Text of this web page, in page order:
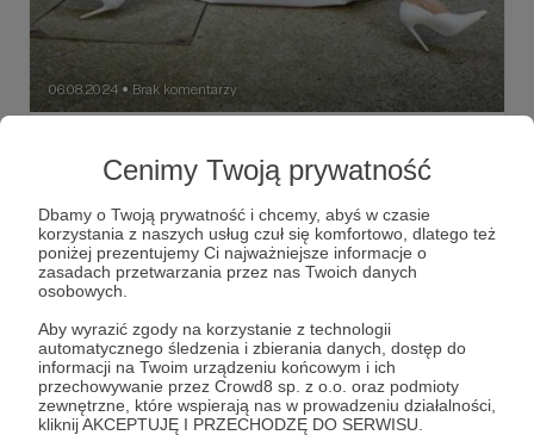
Cenimy Twoją prywatność
Dbamy o Twoją prywatność i chcemy, abyś w czasie
korzystania z naszych usług czuł się komfortowo, dlatego też
poniżej prezentujemy Ci najważniejsze informacje o
zasadach przetwarzania przez nas Twoich danych
osobowych.
Aby wyrazić zgody na korzystanie z technologii
automatycznego śledzenia i zbierania danych, dostęp do
informacji na Twoim urządzeniu końcowym i ich
przechowywanie przez Crowd8 sp. z o.o. oraz podmioty
zewnętrzne, które wspierają nas w prowadzeniu działalności,
kliknij AKCEPTUJĘ I PRZECHODZĘ DO SERWISU.
06.08.2024 ● Brak komentarzy
BECKHAM (V).
cholery, siedzę w przymierzalni na dole i latam między nią,
a magazynem przynosząc wciąż nowe rzeczy i zamawiam
brakujące rozmiary, bo to też moja działka. Wpada Toro. -
Dzwoni Kate - mówi. Biorę od niej telefon i słyszę głos,
który rozpoznam wszędzie i o każdej porze dnia i nocy. I
się z wrażenia, bo po drugiej stronie mam na linii Kate
Moss (...)".
Bartek Fetysz Dzienniki z Metafor Victoria Beckham